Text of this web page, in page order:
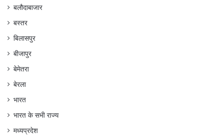
बलौदाबाजार
बस्तर
बिलासपुर
बीजापुर
बेमेतरा
बेरला
भारत
भारत के सभी राज्य
मध्यप्रदेश